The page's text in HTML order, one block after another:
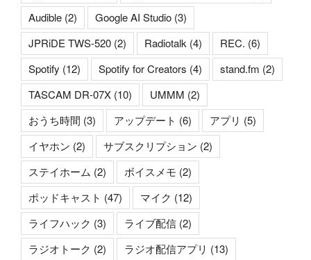
Audible (2) Google AI Studio (3)
JPRiDE TWS-520 (2) Radiotalk (4) REC. (6)
Spotify (12) Spotify for Creators (4) stand.fm (2)
TASCAM DR-07X (10) UMMM (2)
おうち時間 (3) アップデート (6) アプリ (5)
イヤホン (2) サブスクリプション (2)
ステイホーム (2) ボイスメモ (2)
ポッドキャスト (47) マイク (12)
ライフハック (3) ライブ配信 (2)
ラジオトーク (2) ラジオ配信アプリ (13)